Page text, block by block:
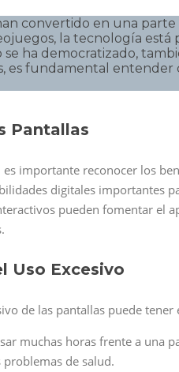
convertido en una
la tecnología está
ha democratizado,
es fundamental
Pantallas
importante reconocer los
digitales importantes
pueden fomentar el
Uso Excesivo
de las pantallas puede
muchas horas frente a una
de salud.